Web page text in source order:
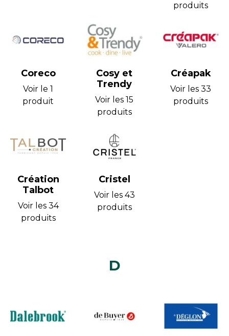
produits
Coreco
Voir le 1
produit
Cosy et
Trendy
Voir les 15
produits
Créapak
Voir les 33
produits
Création
Talbot
Voir les 34
produits
Cristel
Voir les 43
produits
D